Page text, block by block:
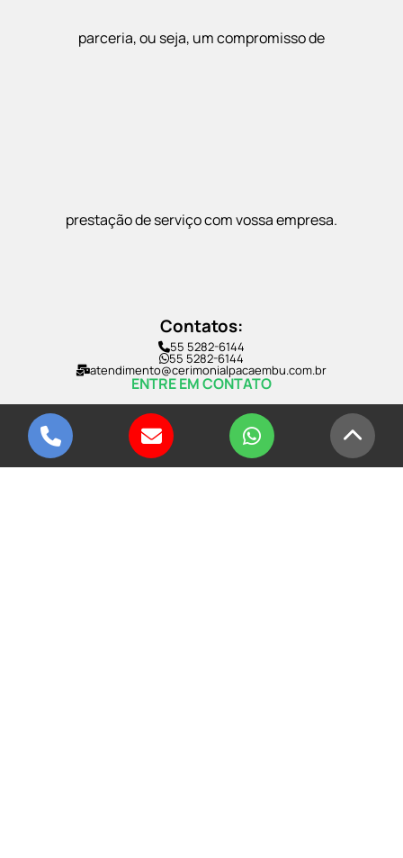
parceria, ou seja, um compromisso de
prestação de serviço com vossa empresa.
Contatos:
55 5282-6144
55 5282-6144
atendimento@cerimonialpacaembu.com.br
ENTRE EM CONTATO